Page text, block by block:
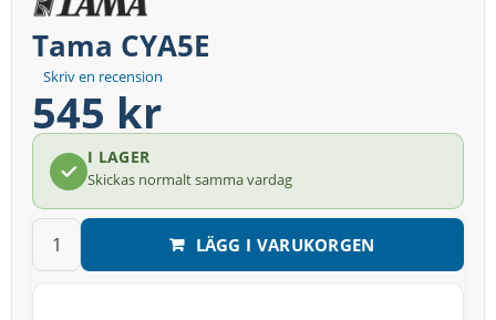
Skriv en recension
Tama CYA5E
545 kr
I LAGER
Skickas normalt samma vardag
LÄGG I VARUKORGEN